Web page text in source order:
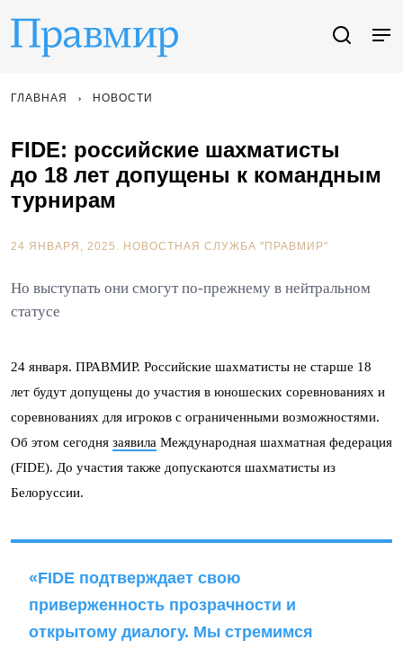
ГЛАВНАЯ НОВОСТИ
FIDE: российские шахматисты
до 18 лет допущены к командным
турнирам
24 ЯНВАРЯ, 2025. НОВОСТНАЯ СЛУЖБА "ПРАВМИР"
Но выступать они смогут по-прежнему в нейтральном
статусе
24 января. ПРАВМИР. Российские шахматисты не старше 18
лет будут допущены до участия в юношеских соревнованиях и
соревнованиях для игроков с ограниченными возможностями.
Об этом сегодня заявила Международная шахматная федерация
(FIDE). До участия также допускаются шахматисты из
Белоруссии.
«FIDE подтверждает свою
приверженность прозрачности и
открытому диалогу. Мы стремимся